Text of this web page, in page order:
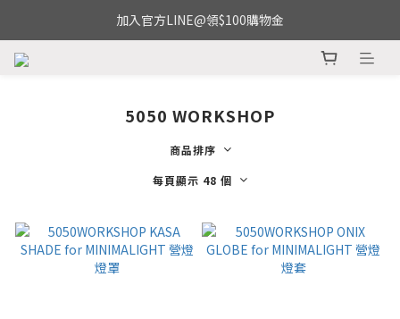
加入官方LINE@領$100購物金
5050 WORKSHOP
商品排序
每頁顯示 48 個